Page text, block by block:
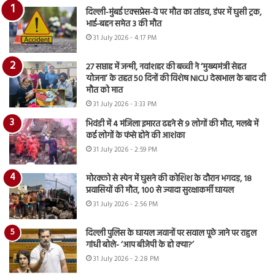
दिल्ली-मुंबई एक्सप्रेस-वे पर मौत का तांडव, डंपर में घुसी ट्रक,
भाई-बहन समेत 3 की मौत
31 July 2026 - 4:17 PM
27 सप्ताह में जन्मी, नवांशहर की बच्ची ने ‘मुख्यमंत्री सेहत
योजना’ के तहत 50 दिनों की विशेष NICU देखभाल के बाद दी
मौत को मात
31 July 2026 - 3:33 PM
भिवंडी में 4 मंजिला इमारत ढहने से 9 लोगों की मौत, मलबे में
कई लोगों के फंसे होने की आशंका
31 July 2026 - 2:59 PM
मोरक्को से स्पेन में घुसने की कोशिश के दौरान भगदड़, 18
प्रवासियों की मौत, 100 से ज्यादा सुरक्षाकर्मी घायल
31 July 2026 - 2:56 PM
दिल्ली पुलिस के घायल जवानों पर सवाल पूछे जाने पर राहुल
गांधी बोले- ‘आप बीजेपी के हो क्या?’
31 July 2026 - 2:28 PM